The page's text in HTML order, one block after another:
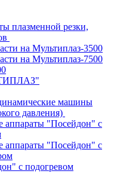
плазменной резки,
на Мультиплаз-3500
на Мультиплаз-7500
машины
давления)
аппараты "Посейдон" с
аппараты "Посейдон" с
с подогревом